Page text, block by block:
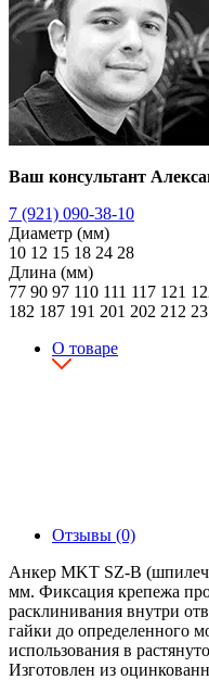
Ваш консультант
7 (921) 090-38-10
Диаметр (мм)
10 12 15 18 24 28
Длина (мм)
77 90 97 110 111 117 121
182 187 191 201 202 212
О товаре
Отзывы (0)
Анкер MKT SZ-B
мм. Фиксация крепежа
расклинивания внутри
гайки до определенного
использования в
Изготовлен из